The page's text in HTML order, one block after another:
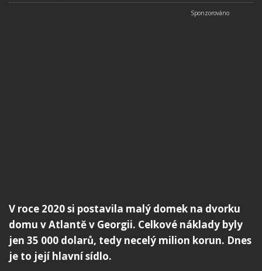
V roce 2020 si postavila malý domek na dvorku
domu v Atlantě v Georgii. Celkové náklady byly
jen 35 000 dolarů, tedy necelý milion korun. Dnes
je to její hlavní sídlo.